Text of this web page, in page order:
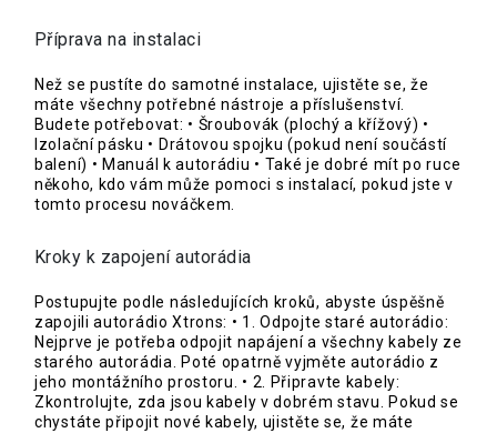
Příprava na instalaci
Než se pustíte do samotné instalace, ujistěte se, že
máte všechny potřebné nástroje a příslušenství.
Budete potřebovat: • Šroubovák (plochý a křížový) •
Izolační pásku • Drátovou spojku (pokud není součástí
balení) • Manuál k autorádiu • Také je dobré mít po ruce
někoho, kdo vám může pomoci s instalací, pokud jste v
tomto procesu nováčkem.
Kroky k zapojení autorádia
Postupujte podle následujících kroků, abyste úspěšně
zapojili autorádio Xtrons: • 1. Odpojte staré autorádio:
Nejprve je potřeba odpojit napájení a všechny kabely ze
starého autorádia. Poté opatrně vyjměte autorádio z
jeho montážního prostoru. • 2. Připravte kabely:
Zkontrolujte, zda jsou kabely v dobrém stavu. Pokud se
chystáte připojit nové kabely, ujistěte se, že máte